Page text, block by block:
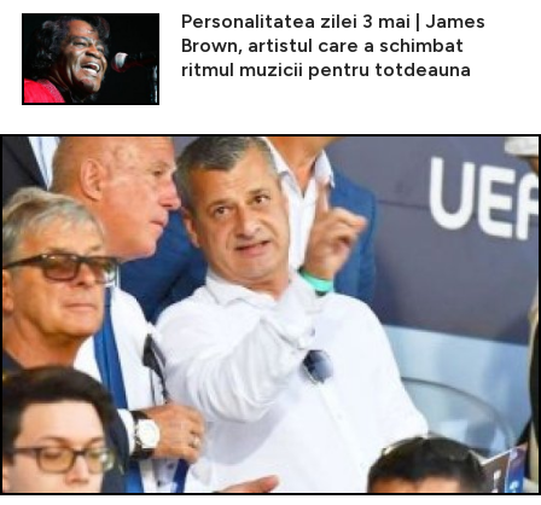
Personalitatea zilei 3 mai | James
Brown, artistul care a schimbat
ritmul muzicii pentru totdeauna